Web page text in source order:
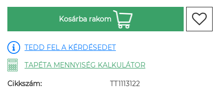
Kosárba rakom
TEDD FEL A KÉRDÉSEDET
TAPÉTA MENNYISÉG KALKULÁTOR
Cikkszám: TT1113122